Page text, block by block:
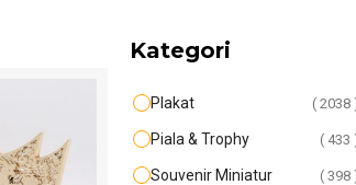
Kategori
Plakat 2038
Piala & Trophy 433
Souvenir Miniatur 398